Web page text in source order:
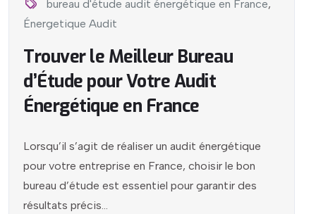
bureau d'étude audit énergétique en France,
Énergetique Audit
Trouver le Meilleur Bureau
d’Étude pour Votre Audit
Énergétique en France
Lorsqu’il s’agit de réaliser un audit énergétique
pour votre entreprise en France, choisir le bon
bureau d’étude est essentiel pour garantir des
résultats précis...